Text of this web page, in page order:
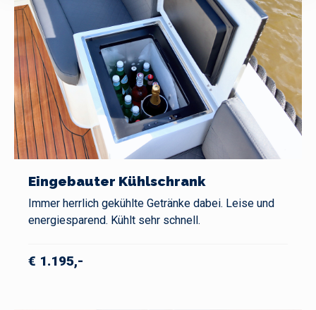
Eingebauter Kühlschrank
Immer herrlich gekühlte Getränke dabei. Leise und
energiesparend. Kühlt sehr schnell.
€ 1.195,-